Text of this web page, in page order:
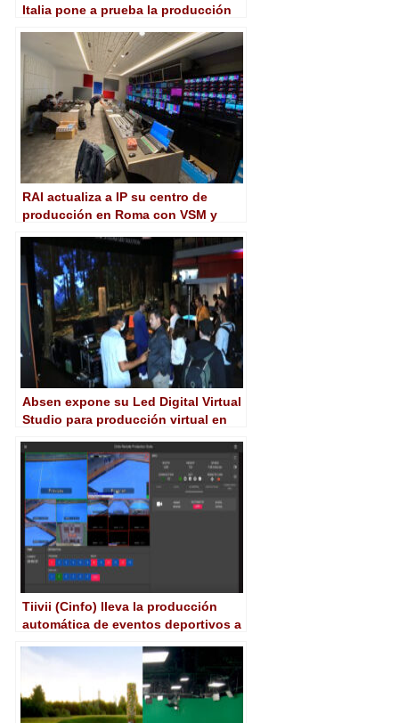
Italia pone a prueba la producción
de Alfalite
RAI actualiza a IP su centro de
producción en Roma con VSM y
Absen expone su Led Digital Virtual
Studio para producción virtual en
Tiivii (Cinfo) lleva la producción
automática de eventos deportivos a